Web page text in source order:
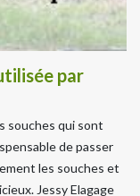
par
souches qui sont
de passer
les souches et
Jessy Elagage